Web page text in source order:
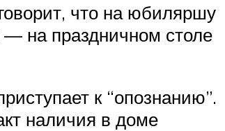
что на юбиляршу
на праздничном столе
к “опознанию”.
наличия в доме